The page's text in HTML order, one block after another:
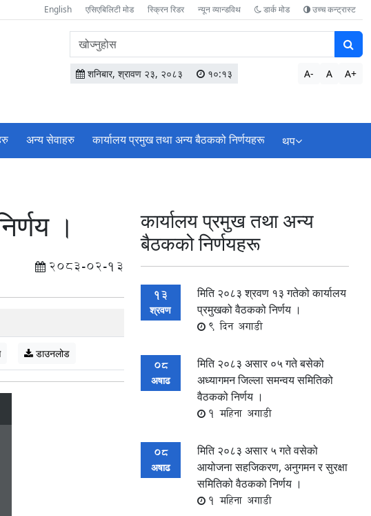
English एसिएबिलिटी मोड स्क्रिन रिडर न्यून व्यान्डविथ डार्क मोड उच्च कन्ट्रास्ट
वेबसाइटमा
सामग्री
खोज्नुहोस
शनिबार, श्रावण २३, २०८३ १०:१३ A- A A+
अन्य सेवाहरु कार्यालय प्रमुख तथा अन्य बैठकको निर्णयहरू थप
।
2083-02-13
डाउनलोड
कार्यालय प्रमुख तथा अन्य
बैठकको निर्णयहरू
13
श्रवण
मिति २०८३ श्रवण १३ गतेको कार्यालय
प्रमुखको वैठकको निर्णय ।
9 दिन अगाडी
08
अषाढ
मिति २०८३ असार ०५ गते बसेको
अध्यागमन जिल्ला समन्वय समितिको
वैठकको निर्णय ।
1 महिना अगाडी
08
अषाढ
मिति २०८३ असार ५ गते वसेको
आयोजना सहजिकरण, अनुगमन र सुरक्षा
समितिको वैठकको निर्णय ।
1 महिना अगाडी